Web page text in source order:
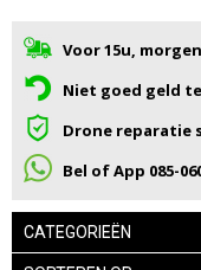
Voor 15u,
Niet goed geld
Drone reparatie
Bel of App 085-
CATEGORIEËN